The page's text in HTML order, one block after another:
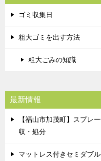
ゴミ収集日
粗大ゴミを出す方法
粗大ごみの知識
最新情報
【福山市加茂町】スプレ
収・処分
マットレス付きセミダブ